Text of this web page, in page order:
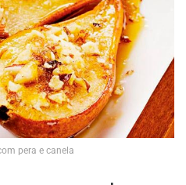
pera e canela